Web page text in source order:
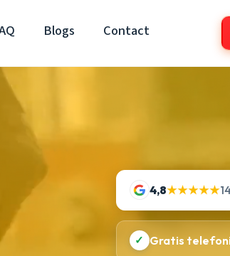
Blogs Contact
4,8★★★★★
✓ Gratis